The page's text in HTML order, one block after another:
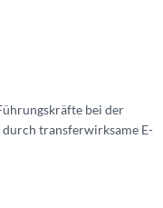
bei der
transferwirksame E-